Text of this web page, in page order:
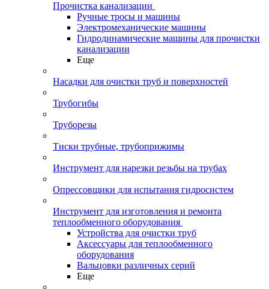
Прочистка канализации
Ручные тросы и машины
Электромеханические машины
Гидродинамические машины для прочистки
канализации
Еще
Насадки для очистки труб и поверхностей
Трубогибы
Труборезы
Тиски трубные, трубоприжимы
Инструмент для нарезки резьбы на трубах
Опрессовщики для испытания гидросистем
Инструмент для изготовления и ремонта
теплообменного оборудования
Устройства для очистки труб
Аксессуары для теплообменного
оборудования
Вальцовки различных серий
Еще